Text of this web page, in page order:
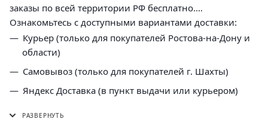
заказы по всей территории РФ бесплатно.
Ознакомьтесь с доступными вариантами доставки:
Курьер (только для покупателей Ростова-на-Дону и
области)
Самовывоз (только для покупателей г. Шахты)
Яндекс Доставка (в пункт выдачи или курьером)